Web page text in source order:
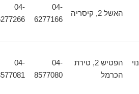
האשל 2, קיסריה
04-
6277166
04-
6277266
הפטיש 2, טירת
הכרמל
04-
8577080
04-
8577081